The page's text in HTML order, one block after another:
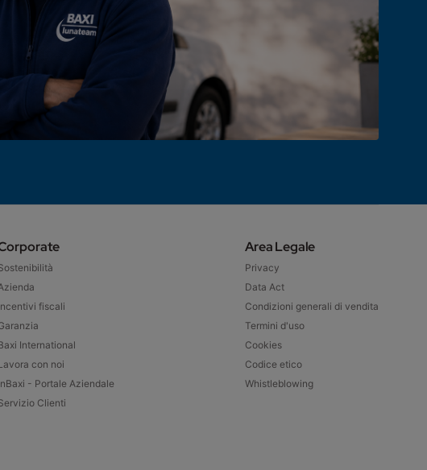
fiscali
International
con noi
- Portale Aziendale
Clienti
Area Legale
Privacy
Data Act
Condizioni generali di vendita
Termini d'uso
Cookies
Codice etico
Whistleblowing